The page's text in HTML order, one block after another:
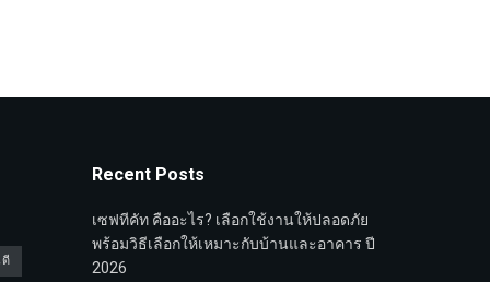
Recent Posts
เซฟทีคัท คืออะไร? เลือกใช้งานให้ปลอดภัย
พร้อมวิธีเลือกให้เหมาะกับบ้านและอาคาร ปี
2026